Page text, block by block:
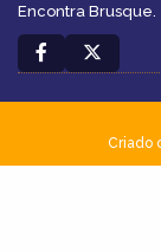
Encontra Brusque.
Criado